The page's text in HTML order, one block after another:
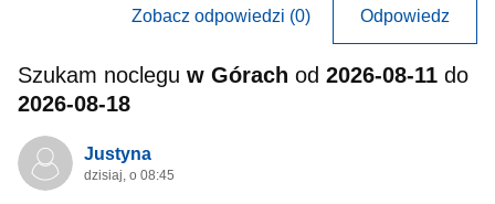
Zobacz odpowiedzi (0) Odpowiedz
Szukam noclegu w Górach od 2026-08-11 do
2026-08-18
Justyna
dzisiaj, o 08:45